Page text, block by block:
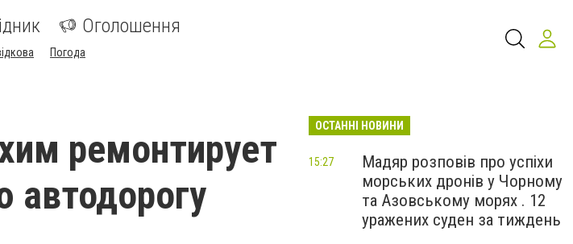
Оголошення
Погода
ремонтирует
автодорогу
ОСТАННІ НОВИНИ
Мадяр розповів про успіхи
морських дронів у Чорному
та Азовському морях . 12
уражених суден за тиждень
15:27